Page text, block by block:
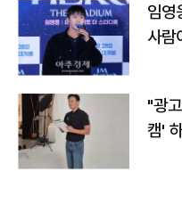
임영
사람
"광
캠'